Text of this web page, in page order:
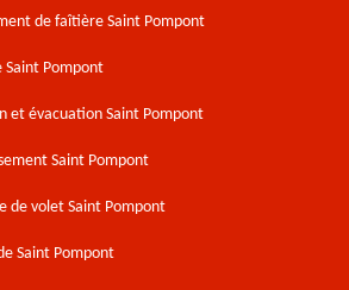
de faîtière Saint Pompont
Saint Pompont
et évacuation Saint Pompont
Saint Pompont
de volet Saint Pompont
Saint Pompont